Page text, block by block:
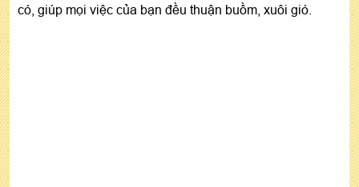
có, giúp mọi việc của bạn đều thuận buồm, xuôi gió.